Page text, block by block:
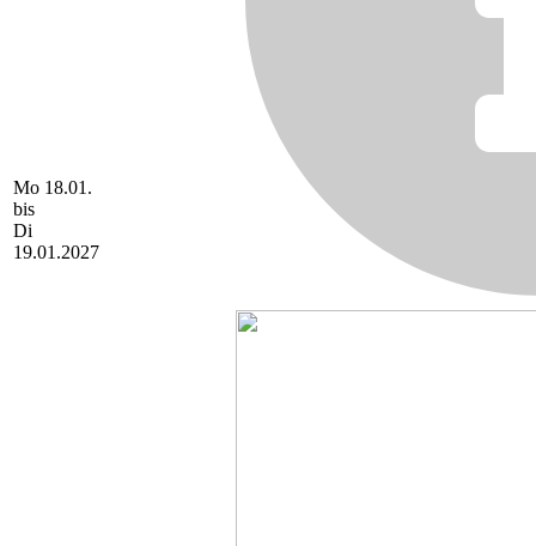
Mo 18.01.
bis
Di
19.01.2027